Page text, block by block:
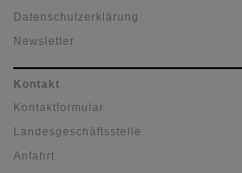
Datenschutzerklärung
Newsletter
Kontakt
Kontaktformular
Landesgeschäftsstelle
Anfahrt